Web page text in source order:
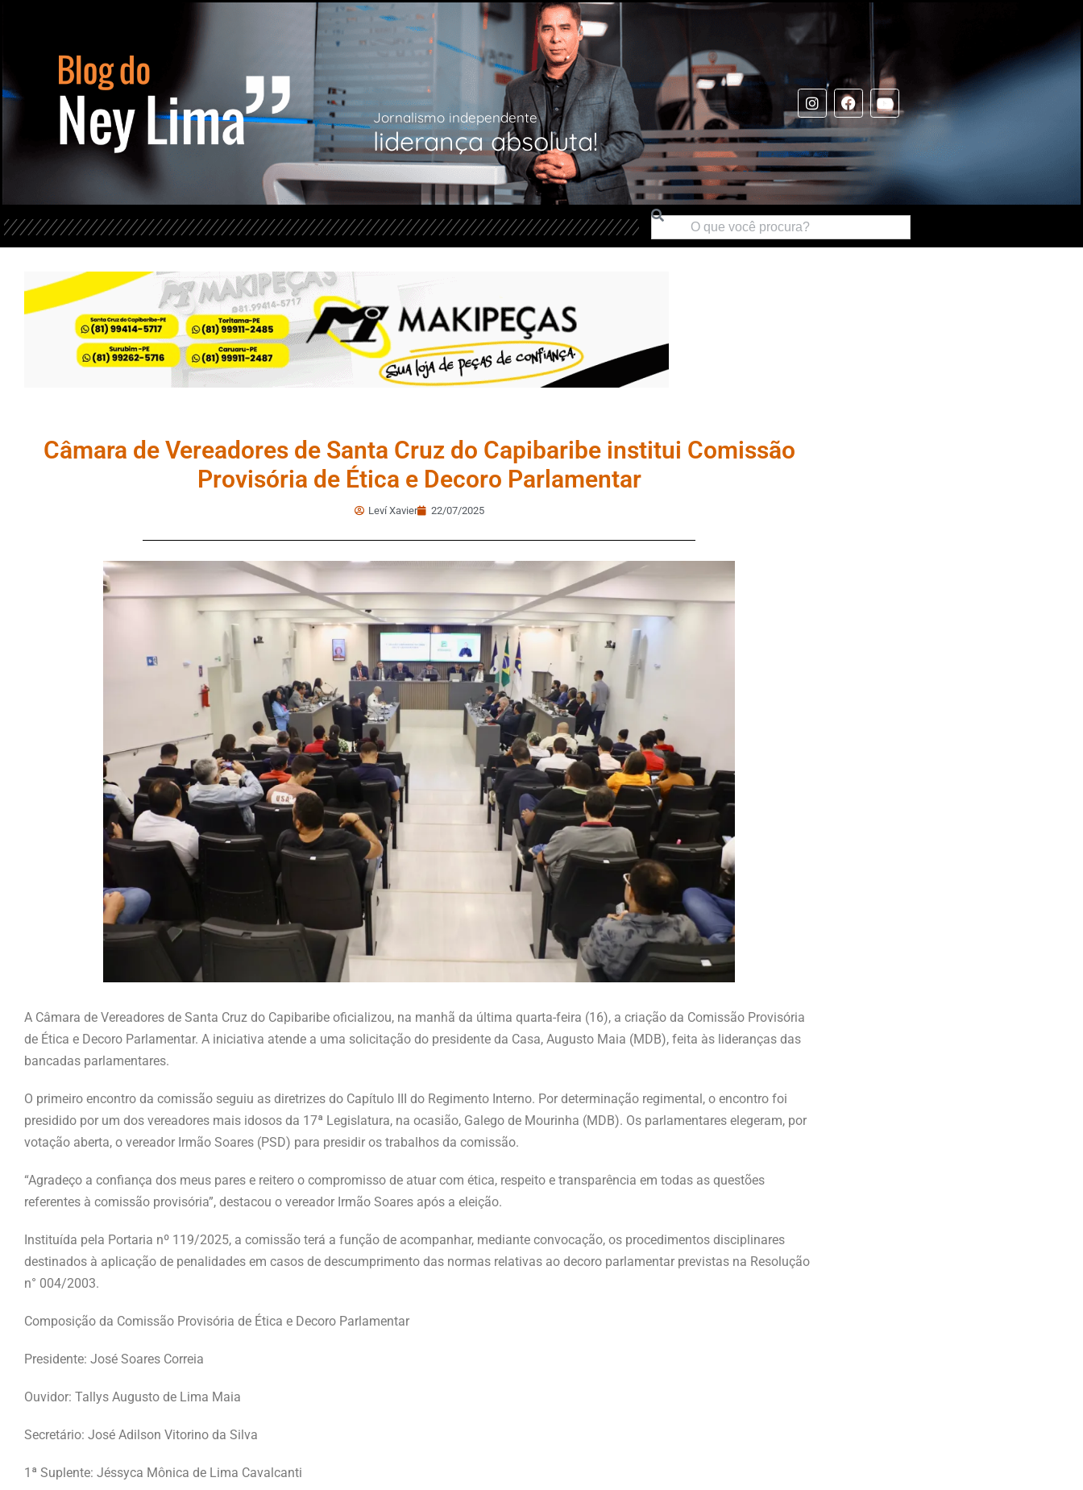
Jornalismo independente
liderança absoluta!
Câmara de Vereadores de Santa Cruz do Capibaribe institui Comissão
Provisória de Ética e Decoro Parlamentar
Leví Xavier 22/07/2025
A Câmara de Vereadores de Santa Cruz do Capibaribe oficializou, na manhã da última quarta-feira (16), a criação da Comissão Provisória
de Ética e Decoro Parlamentar. A iniciativa atende a uma solicitação do presidente da Casa, Augusto Maia (MDB), feita às lideranças das
bancadas parlamentares.
O primeiro encontro da comissão seguiu as diretrizes do Capítulo III do Regimento Interno. Por determinação regimental, o encontro foi
presidido por um dos vereadores mais idosos da 17ª Legislatura, na ocasião, Galego de Mourinha (MDB). Os parlamentares elegeram, por
votação aberta, o vereador Irmão Soares (PSD) para presidir os trabalhos da comissão.
“Agradeço a confiança dos meus pares e reitero o compromisso de atuar com ética, respeito e transparência em todas as questões
referentes à comissão provisória”, destacou o vereador Irmão Soares após a eleição.
Instituída pela Portaria nº 119/2025, a comissão terá a função de acompanhar, mediante convocação, os procedimentos disciplinares
destinados à aplicação de penalidades em casos de descumprimento das normas relativas ao decoro parlamentar previstas na Resolução
n° 004/2003.
Composição da Comissão Provisória de Ética e Decoro Parlamentar
Presidente: José Soares Correia
Ouvidor: Tallys Augusto de Lima Maia
Secretário: José Adilson Vitorino da Silva
1ª Suplente: Jéssyca Mônica de Lima Cavalcanti